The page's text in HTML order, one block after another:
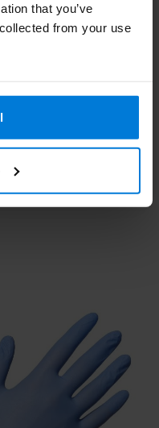
that you’ve
from your use
Comforties Soft nitril
Goud 100
10,95